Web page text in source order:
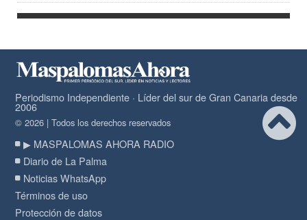
Periodismo Independiente · Líder del sur de Gran Canaria desde
2006
© 2026 | Todos los derechos reservados
▶ MASPALOMAS AHORA RADIO
Diario de La Palma
Noticias WhatsApp
Términos de uso
Protección de datos